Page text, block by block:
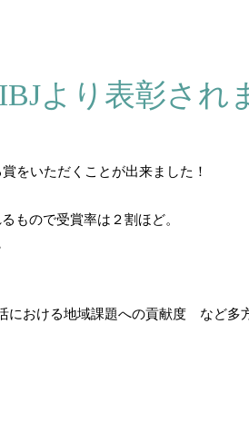
より表彰され
をいただくことが出来ました！
もので受賞率は２割ほど。
ける地域課題への貢献度 など多方